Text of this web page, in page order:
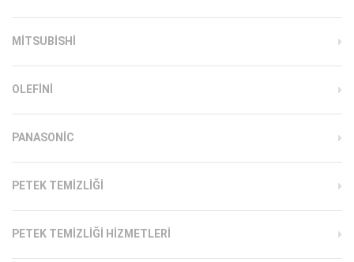
MITSUBISHI
OLEFINI
PANASONIC
PETEK TEMIZLIĞI
PETEK TEMIZLIĞI HIZMETLERI